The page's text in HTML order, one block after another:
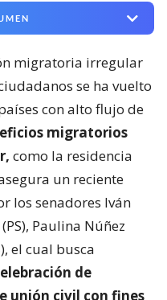
migratoria irregular
se ha vuelto
con alto flujo de
migratorios
como la residencia
un reciente
los senadores Iván
Paulina Núñez
el cual busca
de
unión civil con fines